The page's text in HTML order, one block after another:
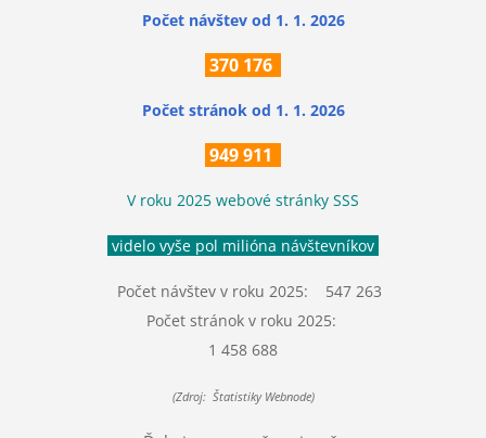
Počet návštev od 1. 1. 2026
370 176
Počet stránok od 1. 1. 2026
949 911
V roku 2025 webové stránky SSS
videlo vyše pol milióna návštevníkov
Počet návštev v roku 2025: 547 263
Počet stránok v roku 2025:
1 458 688
(Zdroj: Štatistiky Webnode)